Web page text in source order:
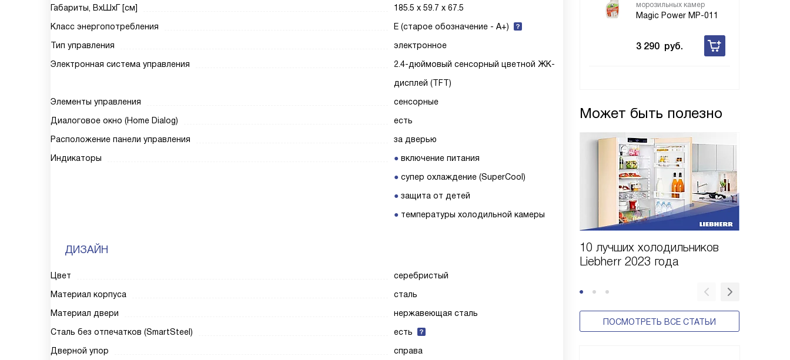
морозильных камер
Magic Power MP-011
3 290 руб.
Может быть полезно
10 лучших холодильников
Liebherr 2023 года
ПОСМОТРЕТЬ ВСЕ СТАТЬИ
Габариты, ВxШxГ [см]
185.5 х 59.7 х 67.5
Класс энергопотребления
E (старое обозначение - A+)
Тип управления
электронное
Электронная система управления
2.4-дюймовый сенсорный цветной ЖК-
дисплей (TFT)
Элементы управления
сенсорные
Диалоговое окно (Home Dialog)
есть
Расположение панели управления
за дверью
Индикаторы
включение питания
супер охлаждение (SuperCool)
защита от детей
температуры холодильной камеры
ДИЗАЙН
Цвет
серебристый
Материал корпуса
сталь
Материал двери
нержавеющая сталь
Сталь без отпечатков (SmartSteel)
есть
Дверной упор
справа